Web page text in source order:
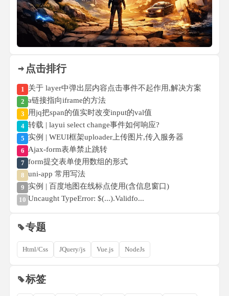
点击排行
1 关于 layer中弹出层内容点击事件不起作用,解决方案
2 a链接指向iframe的方法
3 用jq把span的值实时改变input的val值
4 转载 | layui select change事件如何响应?
5 实例 | WEUI框架uploader上传图片,传入服务器
6 Ajax-form表单禁止跳转
7 form提交表单使用数组的形式
8 uni-app 常用写法
9 实例 | 百度地图在线标点使用(含信息窗口)
10 Uncaught TypeError: $(...).Validfo...
专题
Html/Css JQuery/js Vue.js NodeJs
标签